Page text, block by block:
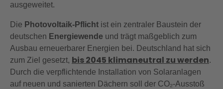
ausgeweitet.
Die Photovoltaik-Pflicht ist ein zentraler Baustein der
deutschen Energiewende und trägt maßgeblich zum
Ausbau erneuerbarer Energien bei. Deutschland hat sich
zum Ziel gesetzt, bis 2045 klimaneutral zu werden.
Durch die verpflichtende Installation von Solaranlagen
auf neuen und sanierten Dächern soll der CO₂-Ausstoß